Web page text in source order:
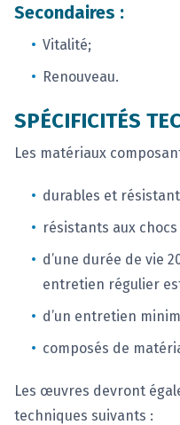
Secondaires :
Vitalité;
Renouveau.
SPÉCIFICITÉS
Les matériaux
durables et
résistants aux
d’une durée de vie
entretien régulier
d’un entretien
composés de
Les œuvres devront
techniques suivants :